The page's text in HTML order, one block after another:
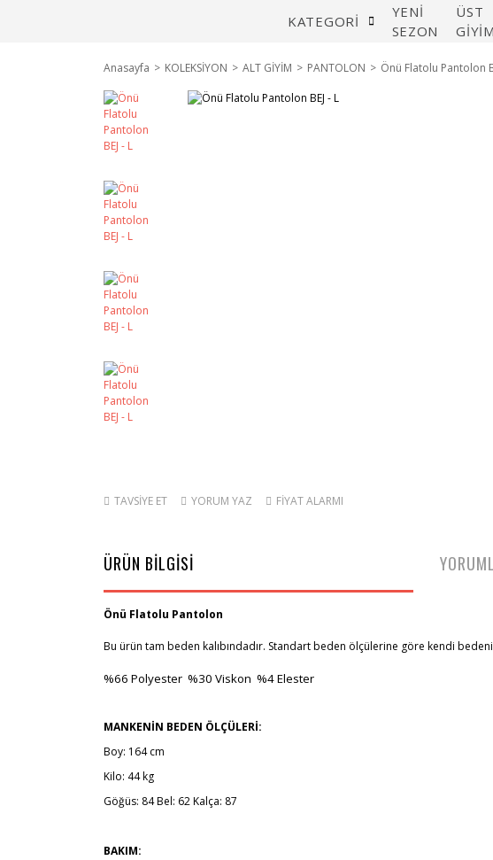
KATEGORİ
YENİ
SEZON
ÜST
GİYİM
Anasayfa KOLEKSİYON ALT GİYİM PANTOLON Önü Flatolu Pantolon
TAVSİYE ET YORUM YAZ FİYAT ALARMI
ÜRÜN BİLGİSİ
Önü Flatolu Pantolon
Bu ürün tam beden kalıbındadır. Standart beden ölçülerine göre kendi
%66 Polyester %30 Viskon %4 Elester
MANKENİN BEDEN ÖLÇÜLERİ:
Boy: 164 cm
Kilo: 44 kg
Göğüs: 84 Bel: 62 Kalça: 87
BAKIM: